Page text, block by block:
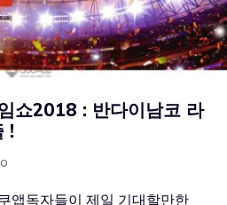
쇼2018 : 반다이남코 라
!
앱독자들이 제일 기대할만한